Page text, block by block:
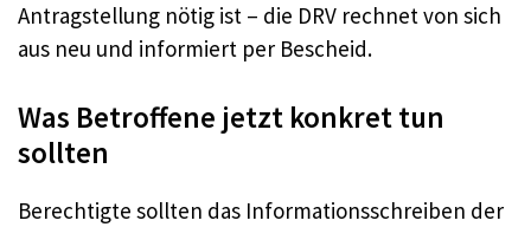
Antragstellung nötig ist – die DRV rechnet von sich
aus neu und informiert per Bescheid.
Was Betroffene jetzt konkret tun
sollten
Berechtigte sollten das Informationsschreiben der